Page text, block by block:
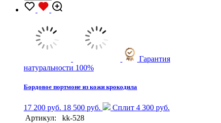
Гарантия
натуральности 100%
Бордовое портмоне из кожи крокодила
17 200 руб. 18 500 руб.
Сплит 4 300 руб.
Артикул:
kk-528